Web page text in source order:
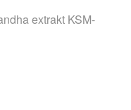
extrakt KSM-